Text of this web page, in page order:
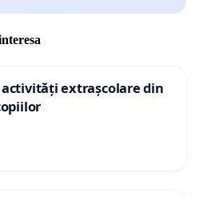
activități extrașcolare din